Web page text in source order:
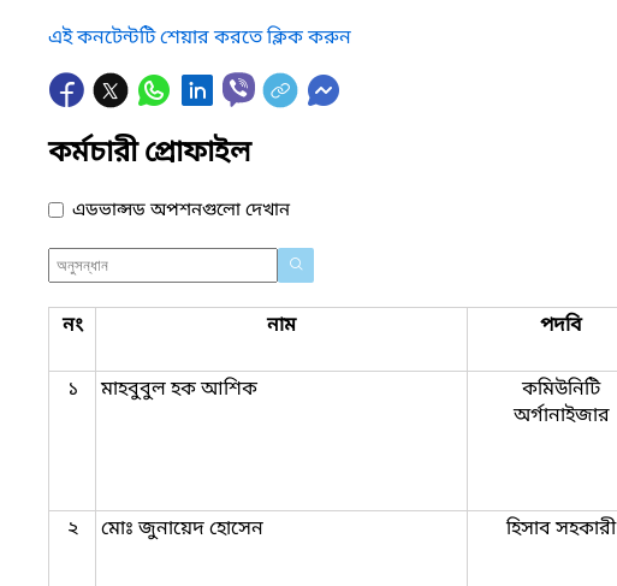
এই কনটেন্টটি শেয়ার করতে ক্লিক করুন
কর্মচারী প্রোফাইল
এডভান্সড অপশনগুলো দেখান
নং নাম পদবি
১ মাহবুবুল হক আশিক
কমিউনিটি
অর্গানাইজার
২ মোঃ জুনায়েদ হোসেন হিসাব সহকারী